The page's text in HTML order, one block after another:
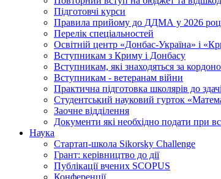
Підготовчі курси
Правила прийому до ДДМА у 2026
Перелік спеціальностей
Освітній центр «Донбас-Україна» і
Вступникам з Криму і Донбасу
Вступникам, які знаходяться за
Вступникам - ветеранам війни
Практична підготовка школярів до
Студентський науковий гурток
Заочне відділення
Документи які необхідно подати при
Наука
Стартап-школа Sikorsky Challenge
Грант: керівництво до дії
Публікації вчених SCOPUS
Конференції